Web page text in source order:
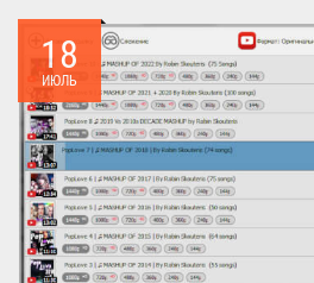
треки...
18
ИЮЛЬ